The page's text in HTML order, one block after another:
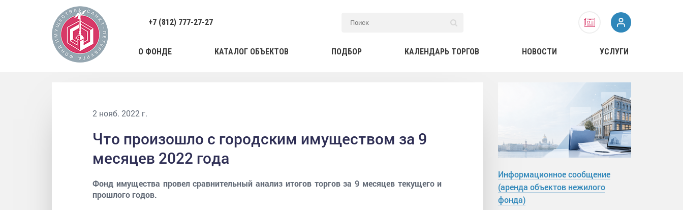
+7 (812) 777-27-27
О ФОНДЕ КАТАЛОГ ОБЪЕКТОВ ПОДБОР КАЛЕНДАРЬ ТОРГОВ НОВОСТИ УСЛУГИ
2 нояб. 2022 г.
Что произошло с городским имуществом за 9
месяцев 2022 года
Фонд имущества провел сравнительный анализ итогов торгов за 9 месяцев текущего и
прошлого годов.
Информационное сообщение
(аренда объектов нежилого
фонда)